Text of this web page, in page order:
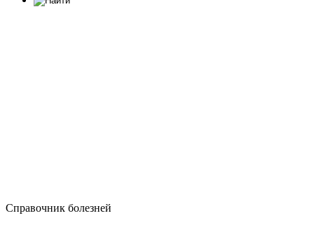
Справочник болезней